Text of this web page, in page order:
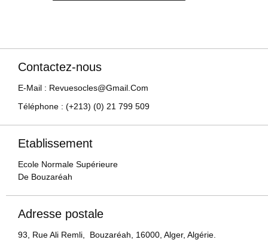
Contactez-nous
E-Mail : Revuesocles@gmail.com
Téléphone : (+213) (0) 21 799 509
Etablissement
Ecole Normale Supérieure
De Bouzaréah
Adresse postale
93, Rue Ali Remli, Bouzaréah, 16000, Alger, Algérie.